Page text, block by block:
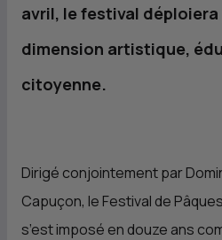
avril, le festival
dimension artistique,
citoyenne.
Dirigé conjointement par
Capuçon, le Festival de
s’est imposé en douze ans